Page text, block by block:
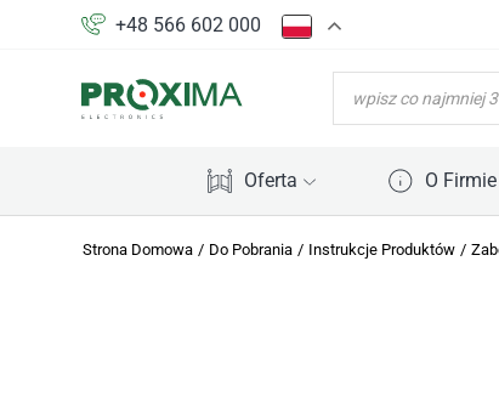
+48 566 602 000
WYSZUKIWARKA
PRODUKTÓW
Oferta O Firmie
Strona Domowa / Do Pobrania / Instrukcje Produktów /